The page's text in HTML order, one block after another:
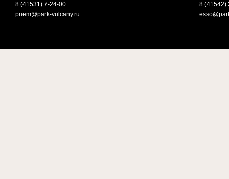
8 (41531) 7-24-00
priem@park-vulcany.ru
8 (41542)